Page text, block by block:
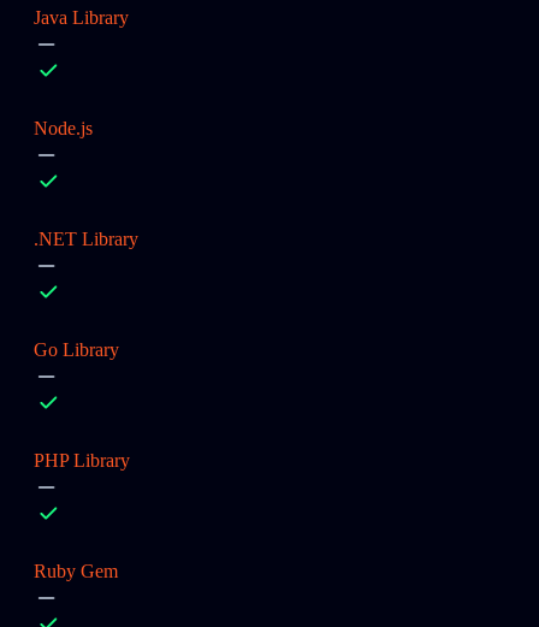
Java Library
Node.js
.NET Library
Go Library
PHP Library
Ruby Gem